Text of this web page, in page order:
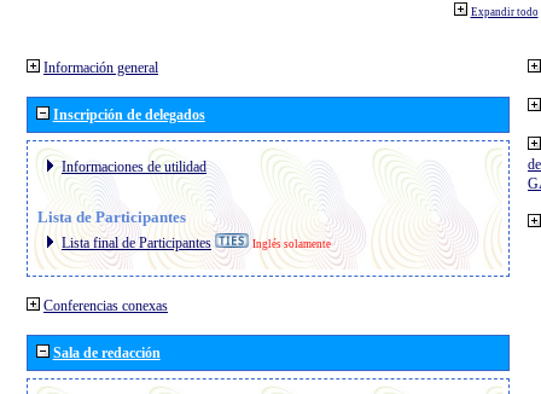
Expandir todo
Información general
Inscripción de delegados
Informaciones de utilidad
Lista de Participantes
Lista final de Participantes Inglés solamente
Conferencias conexas
Sala de redacción